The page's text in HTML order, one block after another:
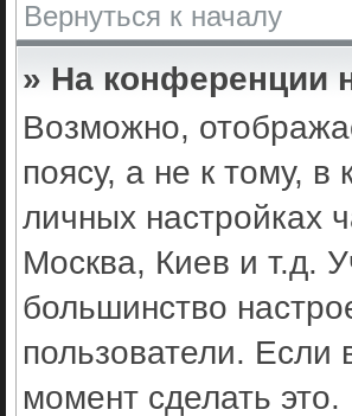
Вернуться к началу
» На конференции
Возможно,
поясу, а не к тому,
личных настройках
Москва, Киев и т.д.
большинство
пользователи. Если
момент сделать это.